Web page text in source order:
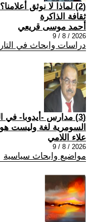
(2) لماذا لا نوثق
ثقافة الذاكرة
أحمد موسى قريعي
2026 / 8 / 9
دراسات وابحاث في
(3) مدارس -أيدوبا- في
السومرية لغة وليست
علاء اللامي
2026 / 8 / 9
مواضيع وابحاث سياسية